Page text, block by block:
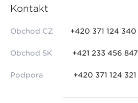
Kontakt
Obchod CZ +420 371 124 340
Obchod SK +421 233 456 847
Podpora +420 371 124 321